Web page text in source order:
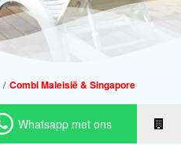
/ Combi Maleisië & Singapore
Whatsapp met ons